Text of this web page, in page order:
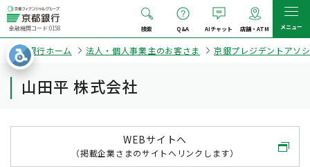
金融機関コード:0158 検索 Q&A AIチャット 店舗・ATM メニュー
京都銀行ホーム 法人・個人事業主のお客さま 京銀プレジデントアソ
山田平 株式会社
WEBサイトへ
（掲載企業さまのサイトへリンクします）